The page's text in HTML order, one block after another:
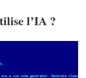
l’IA ?